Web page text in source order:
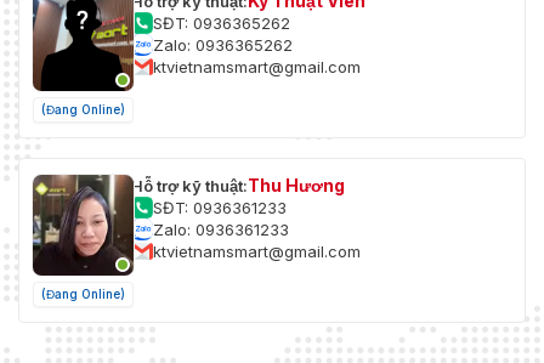
(Đang Online)
SĐT: 0936365262
Zalo: 0936365262
ktvietnamsmart@gmail.com
(Đang Online)
Hỗ trợ kỹ thuật:Thu Hương
SĐT: 0936361233
Zalo: 0936361233
ktvietnamsmart@gmail.com